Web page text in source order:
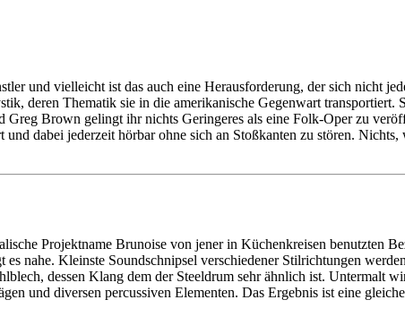
und vielleicht ist das auch eine Herausforderung, der sich nicht
deren Thematik sie in die amerikanische Gegenwart
Brown gelingt ihr nichts Geringeres als eine Folk-Oper zu
dabei jederzeit hörbar ohne sich an Stoßkanten zu stören.
Projektname Brunoise von jener in Küchenkreisen benutzten
nahe. Kleinste Soundschnipsel verschiedener Stilrichtungen
dessen Klang dem der Steeldrum sehr ähnlich ist.
und diversen percussiven Elementen. Das Ergebnis ist eine